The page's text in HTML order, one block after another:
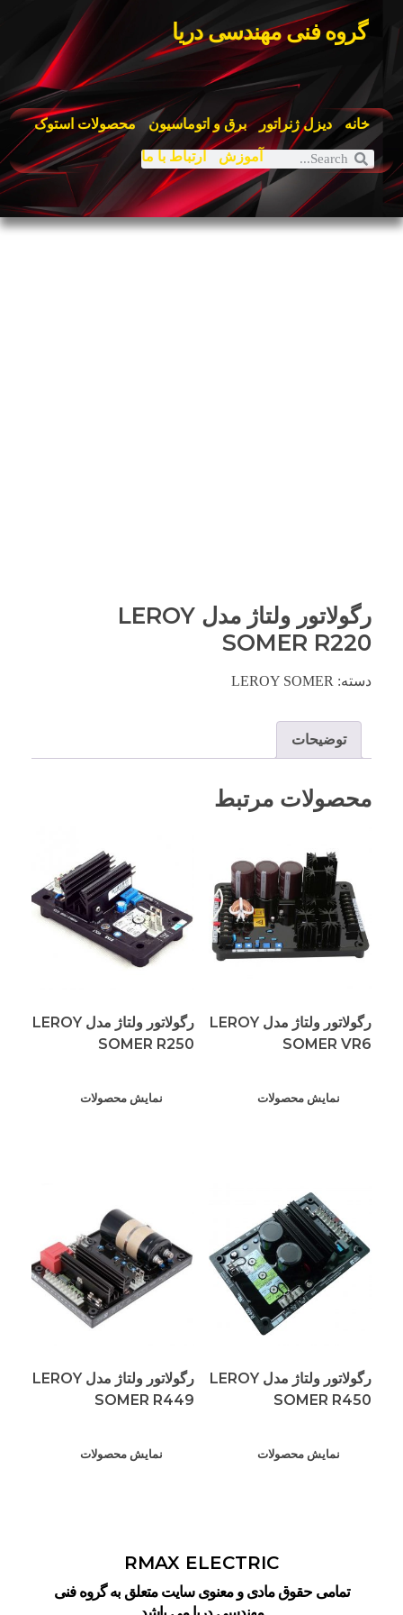
گروه فنی مهندسی دریا
خانه دیزل ژنراتور برق و اتوماسیون محصولات استوک
آموزش ارتباط با ما
رگولاتور ولتاژ مدل LEROY
SOMER R220
دسته: LEROY SOMER
توضیحات
محصولات مرتبط
رگولاتور ولتاژ مدل LEROY
SOMER VR6
نمایش محصولات
رگولاتور ولتاژ مدل LEROY
SOMER R250
نمایش محصولات
رگولاتور ولتاژ مدل LEROY
SOMER R450
نمایش محصولات
رگولاتور ولتاژ مدل LEROY
SOMER R449
نمایش محصولات
RMAX ELECTRIC
تمامی حقوق مادی و معنوی سایت متعلق به گروه فنی